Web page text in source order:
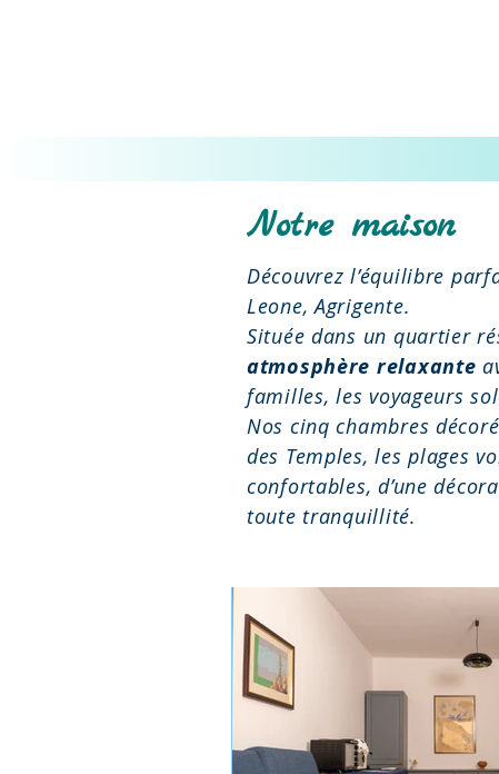
Notre maison
Découvrez l’équilibre
Leone, Agrigente.
Située dans un quartier
atmosphère relaxante
familles, les voyageurs
Nos cinq chambres
des Temples, les plages
confortables, d’une
toute tranquillité.